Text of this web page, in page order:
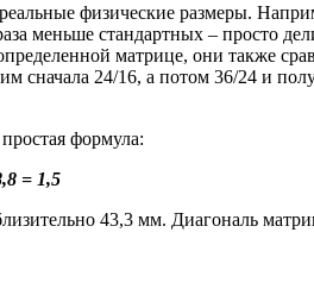
физические размеры.
меньше стандартных – просто
матрице, они также
сначала 24/16, а потом 36/24 и
формула:
= 1,5
43,3 мм. Диагональ